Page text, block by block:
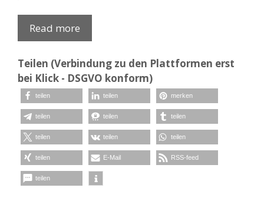
Read more
Teilen (Verbindung zu den Plattformen erst
bei Klick - DSGVO konform)
teilen teilen merken
teilen teilen teilen
teilen teilen teilen
teilen E-Mail RSS-feed
teilen